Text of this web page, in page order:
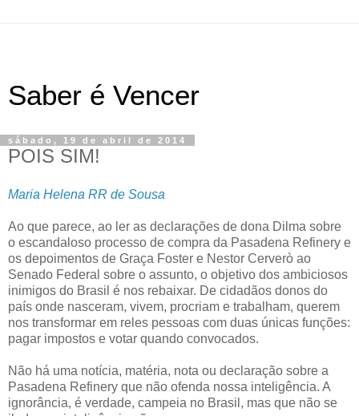
Saber é Vencer
sábado, 19 de abril de 2014
POIS SIM!
Maria Helena RR de Sousa
Ao que parece, ao ler as declarações de dona Dilma sobre
o escandaloso processo de compra da Pasadena Refinery e
os depoimentos de Graça Foster e Nestor Cerverò ao
Senado Federal sobre o assunto, o objetivo dos ambiciosos
inimigos do Brasil é nos rebaixar. De cidadãos donos do
país onde nasceram, vivem, procriam e trabalham, querem
nos transformar em reles pessoas com duas únicas funções:
pagar impostos e votar quando convocados.
Não há uma notícia, matéria, nota ou declaração sobre a
Pasadena Refinery que não ofenda nossa inteligência. A
ignorância, é verdade, campeia no Brasil, mas que não se